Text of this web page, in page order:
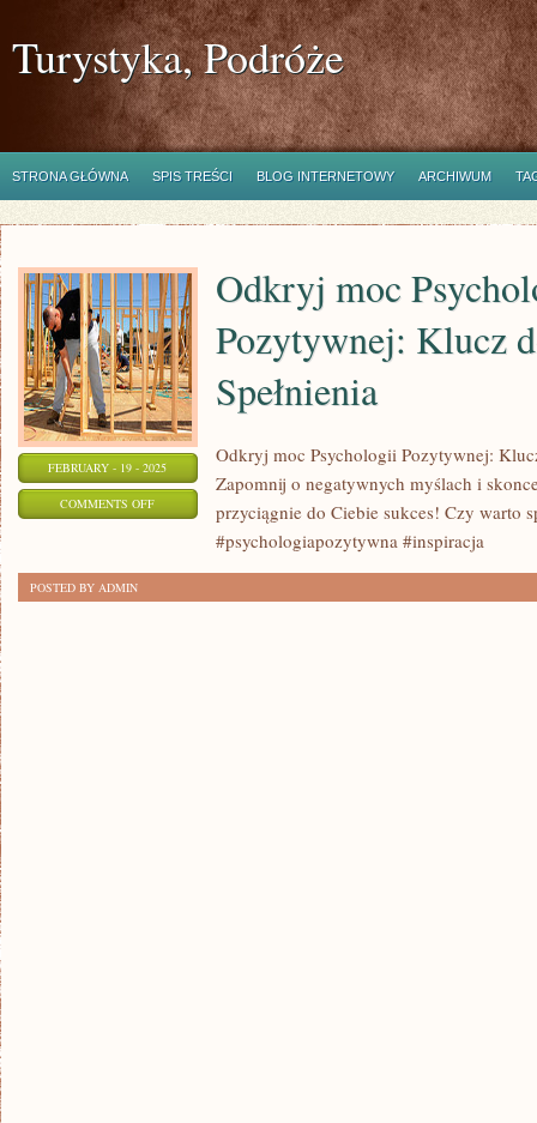
Turystyka, Podróże
STRONA GŁÓWNA SPIS TREŚCI BLOG INTERNETOWY ARCHIWUM
FEBRUARY - 19 - 2025
COMMENTS OFFON
Odkryj moc
Pozytywnej: Klucz
Spełnienia
Odkryj moc Psychologii Pozytywnej:
Zapomnij o negatywnych myślach i
przyciągnie do Ciebie sukces! Czy warto
#psychologiapozytywna #inspiracja
POSTED BY ADMIN